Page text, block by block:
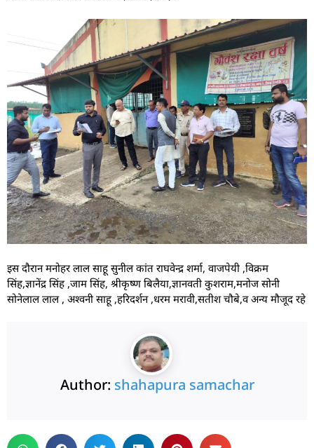
इस दौरान मनोहर लाल साहू सुनील कांत राघवेन्द्र शर्मा, वाजपेयी ,विक्रम
सिंह,ज्ञानेंद्र सिंह ,जाम सिंह, श्रीकृष्ण बिलैया,ज्ञानवती कुशराम,मनोज सोनी
सोनेलाल लाल , अश्वनी साहू ,हरिदर्शन ,धरम मरावी,सतीश चौबे,व अन्य मौजूद रहे
Author: shahapura samachar